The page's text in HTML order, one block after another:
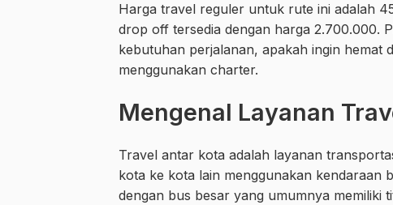
Harga travel reguler untuk rute ini adalah
drop off tersedia dengan harga 2.700.000.
kebutuhan perjalanan, apakah ingin hemat
menggunakan charter.
Mengenal Layanan
Travel antar kota adalah layanan
kota ke kota lain menggunakan kendaraan
dengan bus besar yang umumnya memiliki